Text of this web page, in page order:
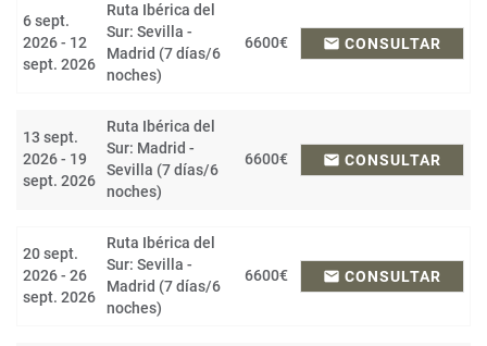
6 sept.
2026 - 12
sept. 2026
Ruta Ibérica del
Sur: Sevilla -
Madrid (7 días/6
noches)
6600€ email CONSULTAR
13 sept.
2026 - 19
sept. 2026
Ruta Ibérica del
Sur: Madrid -
Sevilla (7 días/6
noches)
6600€ email CONSULTAR
20 sept.
2026 - 26
sept. 2026
Ruta Ibérica del
Sur: Sevilla -
Madrid (7 días/6
noches)
6600€ email CONSULTAR